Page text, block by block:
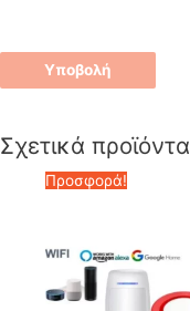
Σχετικά προϊόντα
Προσφορά!